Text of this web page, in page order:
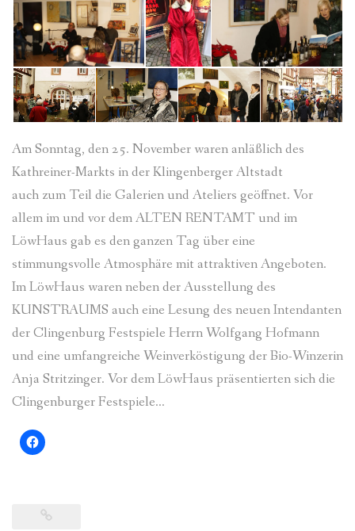
Am Sonntag, den 25. November waren anläßlich des
Kathreiner-Markts in der Klingenberger Altstadt
auch zum Teil die Galerien und Ateliers geöffnet. Vor
allem im und vor dem ALTEN RENTAMT und im
LöwHaus gab es den ganzen Tag über eine
stimmungsvolle Atmosphäre mit attraktiven Angeboten.
Im LöwHaus waren neben der Ausstellung des
KUNSTRAUMS auch eine Lesung des neuen Intendanten
der Clingenburg Festspiele Herrn Wolfgang Hofmann
und eine umfangreiche Weinverköstigung der Bio-Winzerin
Anja Stritzinger. Vor dem LöwHaus präsentierten sich die
Clingenburger Festspiele…